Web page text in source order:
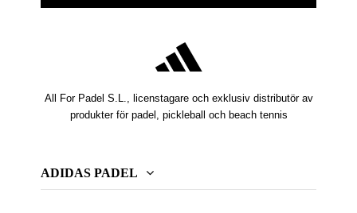
All For Padel S.L., licenstagare och exklusiv distributör av
produkter för padel, pickleball och beach tennis
ADIDAS PADEL